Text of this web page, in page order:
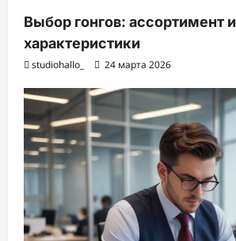
Выбор гонгов: ассортимент и
характеристики
studiohallo_ 24 марта 2026